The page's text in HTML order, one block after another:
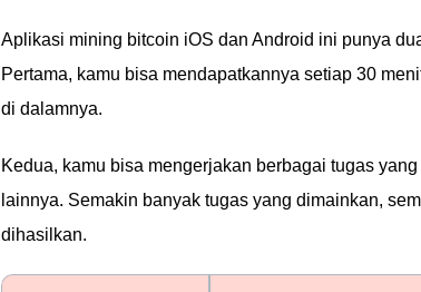
Aplikasi mining bitcoin iOS dan Android ini punya
Pertama, kamu bisa mendapatkannya setiap 30
di dalamnya.
Kedua, kamu bisa mengerjakan berbagai tugas
lainnya. Semakin banyak tugas yang dimainkan,
dihasilkan.